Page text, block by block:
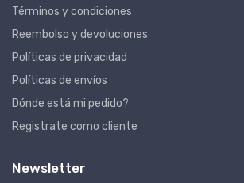
Términos y condiciones
Reembolso y devoluciones
Políticas de privacidad
Políticas de envíos
Dónde está mi pedido?
Registrate como cliente
Newsletter